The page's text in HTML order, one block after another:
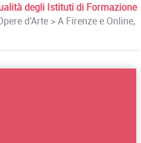
degli Istituti di Formazione
d'Arte > A Firenze e Online,